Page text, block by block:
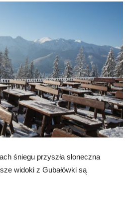
śniegu przyszła słoneczna
widoki z Gubałówki są